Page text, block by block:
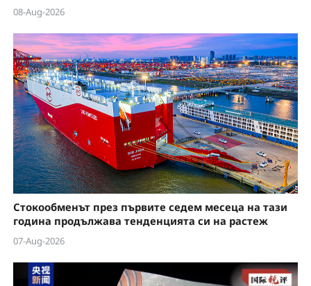
08-Aug-2026
Стокообменът през първите седем месеца на тази
година продължава тенденцията си на растеж
07-Aug-2026